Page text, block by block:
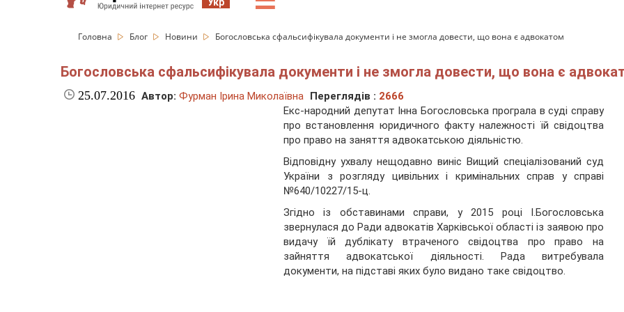
Головна Блог Новини Богословська сфальсифікувала документи і не змогла довести, що вона є адвокатом
Богословська сфальсифікувала документи і не змогла довести, що вона є
25.07.2016 Автор: Фурман Ірина Миколаївна Переглядів : 2666
Екс-народний депутат Інна Богословська програла в суді справу
про встановлення юридичного факту належності їй свідоцтва
про право на заняття адвокатською діяльністю.
Відповідну ухвалу нещодавно виніс Вищий спеціалізований суд
України з розгляду цивільних і кримінальних справ у справі
№640/10227/15-ц.
Згідно із обставинами справи, у 2015 році І.Богословська
звернулася до Ради адвокатів Харківської області із заявою про
видачу їй дублікату втраченого свідоцтва про право на
зайняття адвокатської діяльності. Рада витребувала
документи, на підставі яких було видано таке свідоцтво.